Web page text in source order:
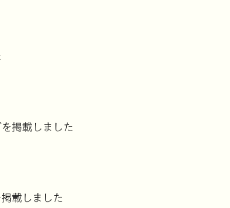
掲載しました
載しました